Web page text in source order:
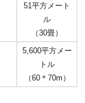
51平方メート
ル
（30畳）
5,600平方メー
トル
（60＊70m）